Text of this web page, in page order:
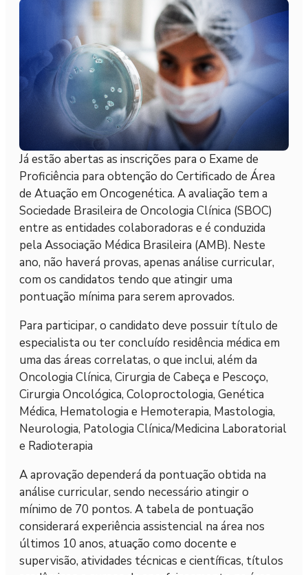
Já estão abertas as inscrições para o Exame de
Proficiência para obtenção do Certificado de Área
de Atuação em Oncogenética. A avaliação tem a
Sociedade Brasileira de Oncologia Clínica (SBOC)
entre as entidades colaboradoras e é conduzida
pela Associação Médica Brasileira (AMB). Neste
ano, não haverá provas, apenas análise curricular,
com os candidatos tendo que atingir uma
pontuação mínima para serem aprovados.
Para participar, o candidato deve possuir título de
especialista ou ter concluído residência médica em
uma das áreas correlatas, o que inclui, além da
Oncologia Clínica, Cirurgia de Cabeça e Pescoço,
Cirurgia Oncológica, Coloproctologia, Genética
Médica, Hematologia e Hemoterapia, Mastologia,
Neurologia, Patologia Clínica/Medicina Laboratorial
e Radioterapia
A aprovação dependerá da pontuação obtida na
análise curricular, sendo necessário atingir o
mínimo de 70 pontos. A tabela de pontuação
considerará experiência assistencial na área nos
últimos 10 anos, atuação como docente e
supervisão, atividades técnicas e científicas, títulos